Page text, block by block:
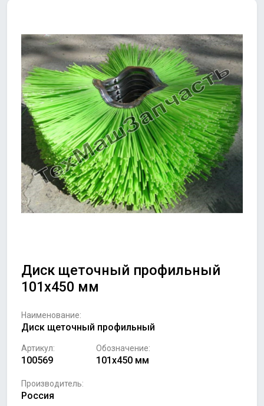
Диск щеточный профильный
101х450 мм
Наименование:
Диск щеточный профильный
Артикул:
100569
Обозначение:
101х450 мм
Производитель:
Россия